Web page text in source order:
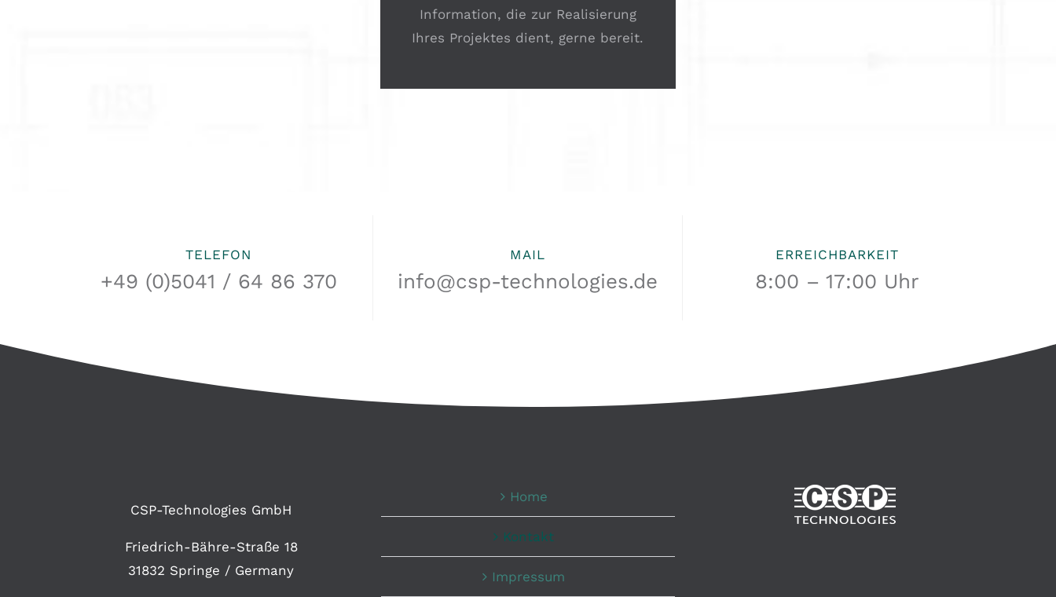
Information, die zur Realisierung
Ihres Projektes dient, gerne bereit.
TELEFON
+49 (0)5041 / 64 86 370
MAIL
info@csp-technologies.de
ERREICHBARKEIT
8:00 – 17:00 Uhr
CSP-Technologies GmbH
Friedrich-Bähre-Straße 18
31832 Springe / Germany
Home
Kontakt
Impressum